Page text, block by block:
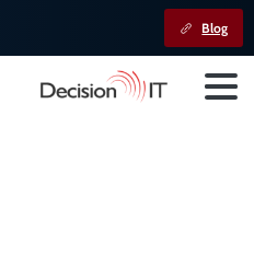
Blog